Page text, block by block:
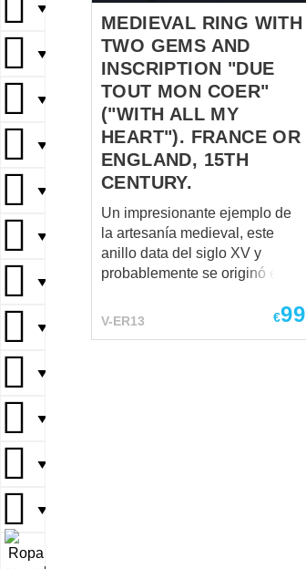
▼
▼
▼
▼
▼
▼
▼
▼
▼
▼
▼
▼
MEDIEVAL RING WITH
TWO GEMS AND
INSCRIPTION "DUE
TOUT MON COER"
("WITH ALL MY
HEART"). FRANCE OR
ENGLAND, 15TH
CENTURY.
Un impresionante ejemplo de
la artesanía medieval, este
anillo data del siglo XV y
probablemente se originó en
romántica inscripción en
V-ER13 €99